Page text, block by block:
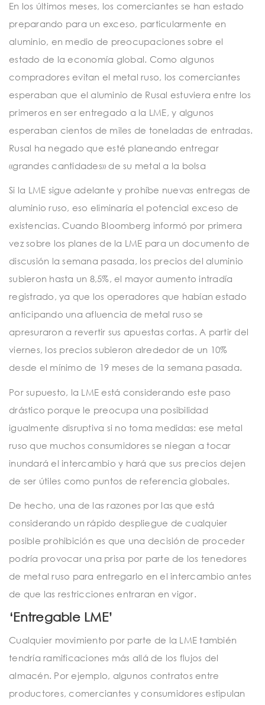
En los últimos meses, los comerciantes se han estado
preparando para un exceso, particularmente en
aluminio, en medio de preocupaciones sobre el
estado de la economía global. Como algunos
compradores evitan el metal ruso, los comerciantes
esperaban que el aluminio de Rusal estuviera entre los
primeros en ser entregado a la LME, y algunos
esperaban cientos de miles de toneladas de entradas.
Rusal ha negado que esté planeando entregar
«grandes cantidades» de su metal a la bolsa
Si la LME sigue adelante y prohíbe nuevas entregas de
aluminio ruso, eso eliminaría el potencial exceso de
existencias. Cuando Bloomberg informó por primera
vez sobre los planes de la LME para un documento de
discusión la semana pasada, los precios del aluminio
subieron hasta un 8,5%, el mayor aumento intradía
registrado, ya que los operadores que habían estado
anticipando una afluencia de metal ruso se
apresuraron a revertir sus apuestas cortas. A partir del
viernes, los precios subieron alrededor de un 10%
desde el mínimo de 19 meses de la semana pasada.
Por supuesto, la LME está considerando este paso
drástico porque le preocupa una posibilidad
igualmente disruptiva si no toma medidas: ese metal
ruso que muchos consumidores se niegan a tocar
inundará el intercambio y hará que sus precios dejen
de ser útiles como puntos de referencia globales.
De hecho, una de las razones por las que está
considerando un rápido despliegue de cualquier
posible prohibición es que una decisión de proceder
podría provocar una prisa por parte de los tenedores
de metal ruso para entregarlo en el intercambio antes
de que las restricciones entraran en vigor.
‘Entregable LME’
Cualquier movimiento por parte de la LME también
tendría ramificaciones más allá de los flujos del
almacén. Por ejemplo, algunos contratos entre
productores, comerciantes y consumidores estipulan